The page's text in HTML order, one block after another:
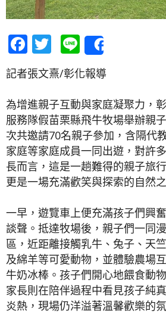
Facebook
Twitter
Line
記者張文熹/彰化報導
為增進親子互動與家庭凝聚力，
服務隊假苗栗縣飛牛牧場舉辦親
次共邀請70名親子參加，含隔代
家庭等家庭成員一同出遊，對許
長而言，這是一趟難得的親子旅
更是一場充滿歡笑與探索的自然
一早，遊覽車上便充滿孩子們興
談聲。抵達牧場後，親子們一同
區，近距離接觸乳牛、兔子、天
及綿羊等可愛動物，並體驗農場
牛奶冰棒。孩子們開心地餵食動
家長則在陪伴過程中看見孩子純
炎熱，現場仍洋溢著溫馨歡樂的